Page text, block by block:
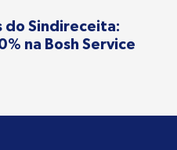
do Sindireceita:
na Bosh Service